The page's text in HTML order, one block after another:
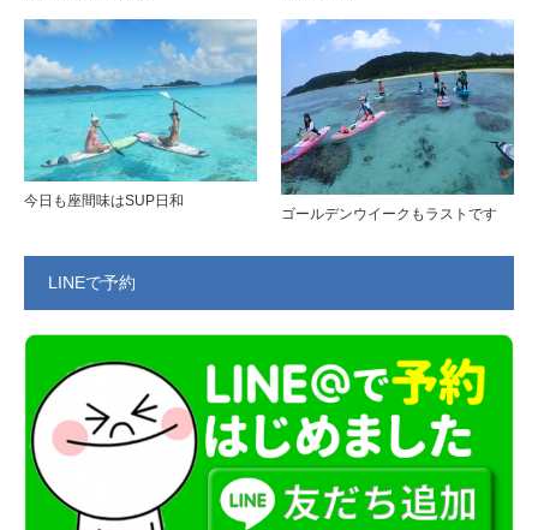
今日も座間味はSUP日和
ゴールデンウイークもラストです
LINEで予約